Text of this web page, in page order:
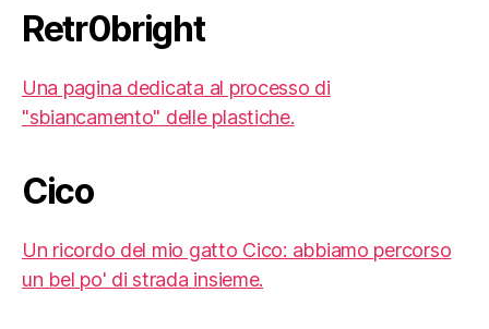
Retr0bright
Una pagina dedicata al processo di
"sbiancamento" delle plastiche.
Cico
Un ricordo del mio gatto Cico: abbiamo percorso
un bel po' di strada insieme.